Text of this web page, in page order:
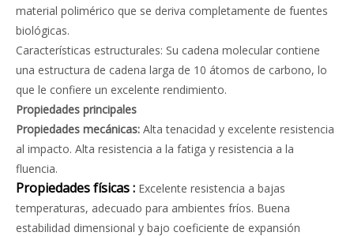
material polimérico que se deriva completamente de fuentes
biológicas.
Características estructurales: Su cadena molecular contiene
una estructura de cadena larga de 10 átomos de carbono, lo
que le confiere un excelente rendimiento.
Propiedades principales
Propiedades mecánicas: Alta tenacidad y excelente resistencia
al impacto. Alta resistencia a la fatiga y resistencia a la
fluencia.
Propiedades físicas: Excelente resistencia a bajas
temperaturas, adecuado para ambientes fríos. Buena
estabilidad dimensional y bajo coeficiente de expansión